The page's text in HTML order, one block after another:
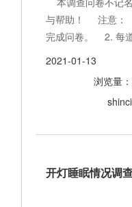
与帮助！ 注意：
完成问卷。 2. 每道
2021-01-13
浏览量
shinci
开灯睡眠情况调